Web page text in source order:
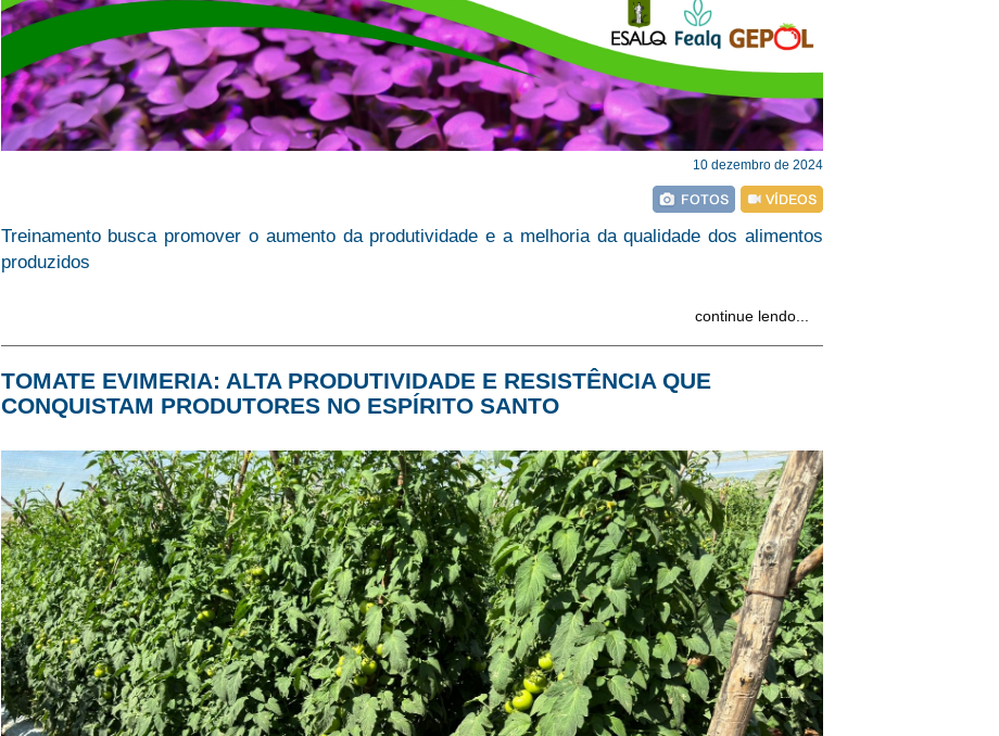
10 dezembro de 2024
Treinamento busca promover o aumento da produtividade e a melhoria da qualidade dos alimentos
produzidos
continue lendo...
TOMATE EVIMERIA: ALTA PRODUTIVIDADE E RESISTÊNCIA QUE
CONQUISTAM PRODUTORES NO ESPÍRITO SANTO